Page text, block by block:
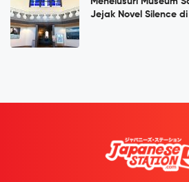
Jejak Novel Silence